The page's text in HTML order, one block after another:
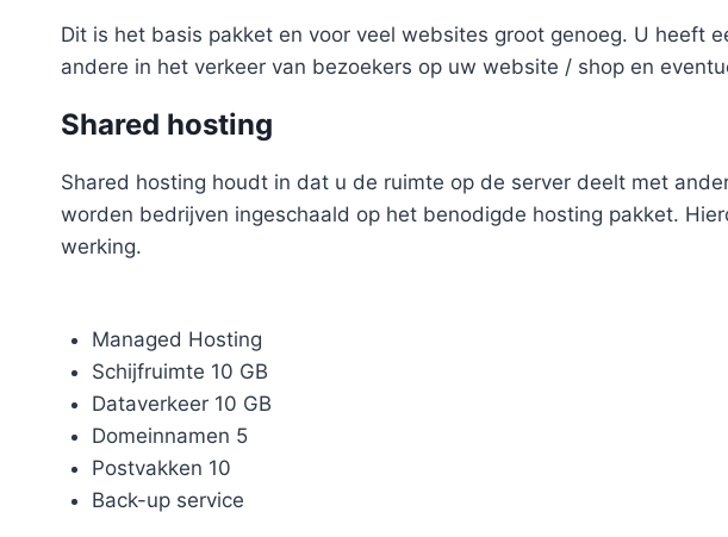
Dit is het basis pakket en voor veel websites groot genoeg. U heeft
andere in het verkeer van bezoekers op uw website / shop en
Shared hosting
Shared hosting houdt in dat u de ruimte op de server deelt met
worden bedrijven ingeschaald op het benodigde hosting pakket.
werking.
Managed Hosting
Schijfruimte 10 GB
Dataverkeer 10 GB
Domeinnamen 5
Postvakken 10
Back-up service